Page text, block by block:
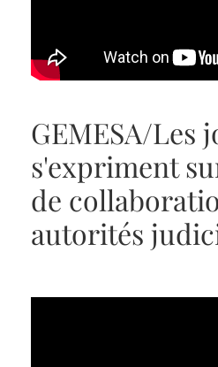
GEMESA/Les
s'expriment
de
autorités